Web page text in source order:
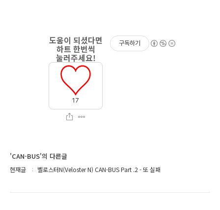
17
구독하기
'CAN-BUS'의 다른글
현재글 벨로스터N(Veloster N) CAN-BUS Part .2 - 또 실패